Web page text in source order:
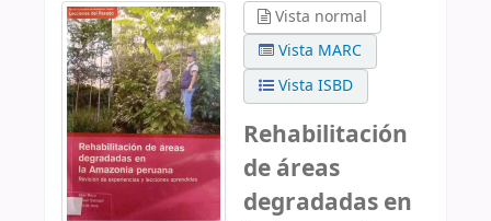
Vista normal
Vista MARC
Vista ISBD
Rehabilitación
de áreas
degradadas en